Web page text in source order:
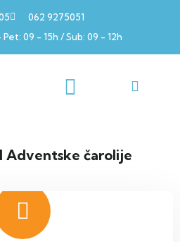
062 9275051
09 - 15h / Sub: 09 - 12h
Adventske čarolije